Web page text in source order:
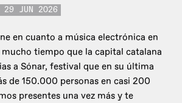
29 JUN 2026
en cuanto a música electrónica en
mucho tiempo que la capital catalana
a Sónar, festival que en su última
de 150.000 personas en casi 200
presentes una vez más y te